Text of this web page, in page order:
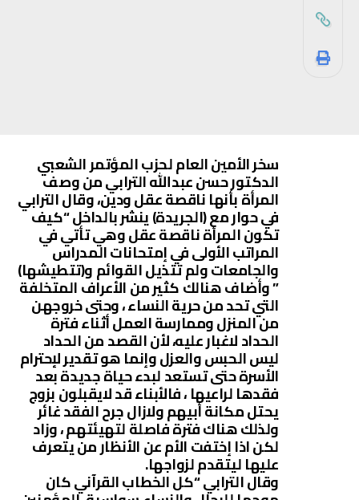
سخر الأمين العام لحزب المؤتمر الشعبي
الدكتور حسن عبدالله الترابي من وصف
المرأة بأنها ناقصة عقل ودين، وقال الترابي
في حوار مع (الجريدة) ينشر بالداخل “كيف
تكون المرأة ناقصة عقل وهي تأتي في
المراتب الأولى في إمتحانات المدراس
والجامعات ولم تتذيل القوائم و(تتطيشها)
” وأضاف هنالك كثير من الأعراف المتخلفة
التي تحد من حرية النساء ، وحتى خروجهن
من المنزل وممارسة العمل أثناء فترة
الحداد لاغبار عليه، لأن القصد من الحداد
ليس الحبس والعزل وإنما هو تقدير لإحترام
الأسرة حتى تستعد لبدء حياة جديدة بعد
فقدها لراعيها ، فالأبناء قد لايقبلون بزوج
يحتل مكانة أبيهم ولازال جرح الفقد غائر
ولذلك هناك فترة فاصلة لتهيئتهم ، وزاد
لكن اذا إختفت الأم عن الأنظار من يتعرف
عليها ليتقدم لزواجها.
وقال الترابي “كل الخطاب القرآني كان